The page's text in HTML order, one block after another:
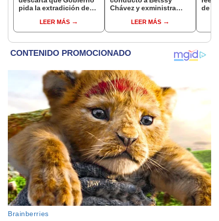
pida la extradición de
dentro de nuestras
facultades"
LEER MÁS
Chávez y exministra
madrugadaLEER MÁS
de